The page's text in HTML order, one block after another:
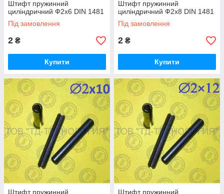
Штифт пружинний
циліндричний Ф2х6 DIN 1481
Під замовлення
2 ₴
Купити
Штифт пружинний
циліндричний Ф2х8 DIN 1481
Під замовлення
2 ₴
Купити
Штифт пружинний
Штифт пружинний